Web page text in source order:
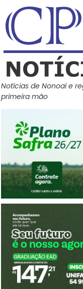
Notícias de Nonoai e
primeira mão